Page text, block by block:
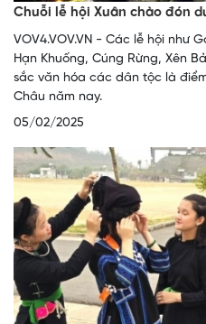
Chuỗi lễ hội Xuân chào đón
VOV4.VOV.VN - Các lễ hội như
Hạn Khuống, Cúng Rừng, Xên
sắc văn hóa các dân tộc là
Châu năm nay.
05/02/2025